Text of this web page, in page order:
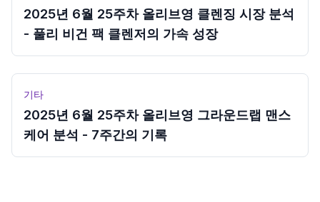
2025년 6월 25주차 올리브영 클렌징 시장 분석
- 풀리 비건 팩 클렌저의 가속 성장
기타
2025년 6월 25주차 올리브영 그라운드랩 맨스
케어 분석 - 7주간의 기록